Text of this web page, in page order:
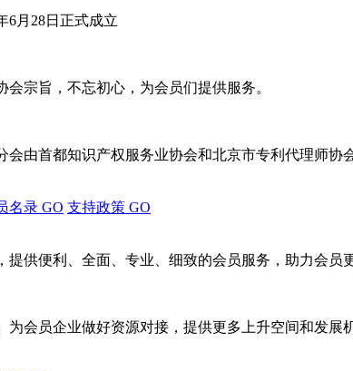
6月28日正式成立
宗旨，不忘初心，为会员们提供服务。
由首都知识产权服务业协会和北京市专利代理师协
名录 GO 支持政策 GO
供便利、全面、专业、细致的会员服务，助力会员
会员企业做好资源对接，提供更多上升空间和发展